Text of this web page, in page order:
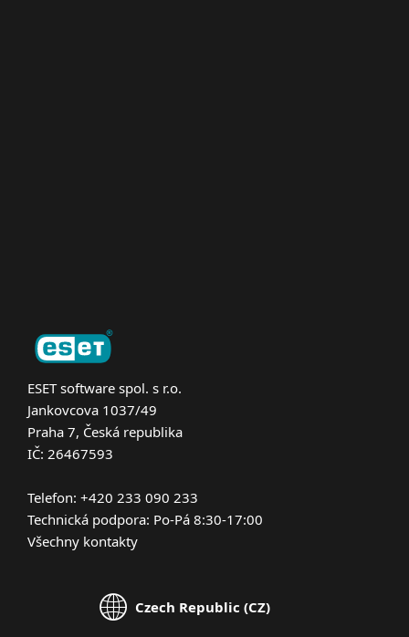
ESET software spol. s r.o.
Jankovcova 1037/49
Praha 7, Česká republika
IČ: 26467593
Telefon: +420 233 090 233
Technická podpora: Po-Pá 8:30-17:00
Všechny kontakty
Czech Republic (CZ)